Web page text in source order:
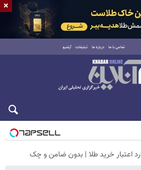
تماس با ما درباره ما تبلیغات آرشیو
×